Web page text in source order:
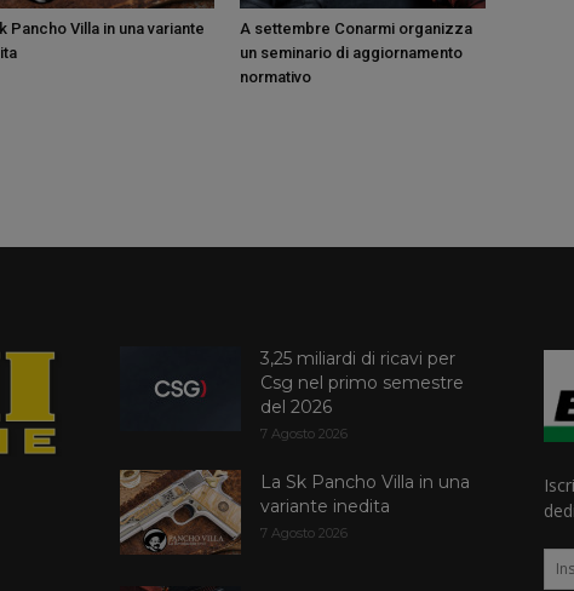
Pancho Villa in una variante
A settembre Conarmi organizza
un seminario di aggiornamento
normativo
3,25 miliardi di ricavi per
Csg nel primo semestre
del 2026
7 Agosto 2026
La Sk Pancho Villa in una
variante inedita
7 Agosto 2026